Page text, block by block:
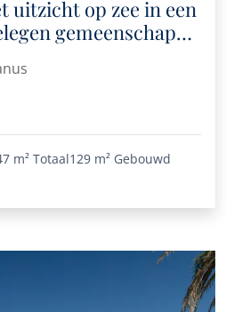
uitzicht op zee in een
gemeenschap
Banús
m² Totaal129 m² Gebouwd